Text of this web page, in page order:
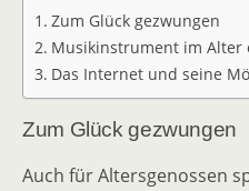
Zum Glück gezwungen
Musikinstrument im Alter
Das Internet und seine
Zum Glück gezwungen
Auch für Altersgenossen